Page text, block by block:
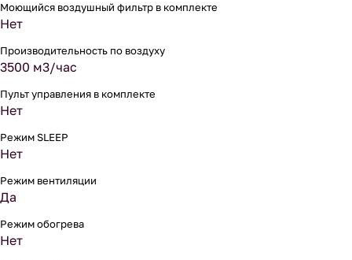
Моющийся воздушный фильтр в комплекте
Нет
Производительность по воздуху
3500 м3/час
Пульт управления в комплекте
Нет
Режим SLEEP
Нет
Режим вентиляции
Да
Режим обогрева
Нет